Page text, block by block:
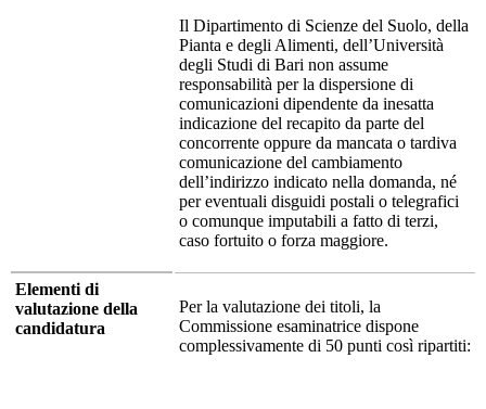
Il Dipartimento di Scienze del Suolo, della
Pianta e degli Alimenti, dell’Università
degli Studi di Bari non assume
responsabilità per la dispersione di
comunicazioni dipendente da inesatta
indicazione del recapito da parte del
concorrente oppure da mancata o tardiva
comunicazione del cambiamento
dell’indirizzo indicato nella domanda, né
per eventuali disguidi postali o telegrafici
o comunque imputabili a fatto di terzi,
caso fortuito o forza maggiore.
Elementi di
valutazione della
candidatura
Per la valutazione dei titoli, la
Commissione esaminatrice dispone
complessivamente di 50 punti così ripartiti: